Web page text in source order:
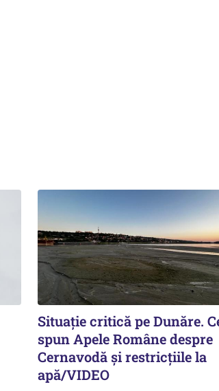
Situație critică pe Dunăre.
spun Apele Române despre
Cernavodă și restricțiile la
apă/VIDEO